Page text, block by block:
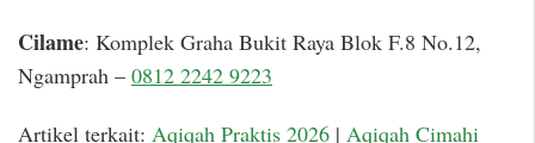
Cilame: Komplek Graha Bukit Raya Blok F.8 No.12,
Ngamprah – 0812 2242 9223
Artikel terkait: Aqiqah Praktis 2026 | Aqiqah Cimahi